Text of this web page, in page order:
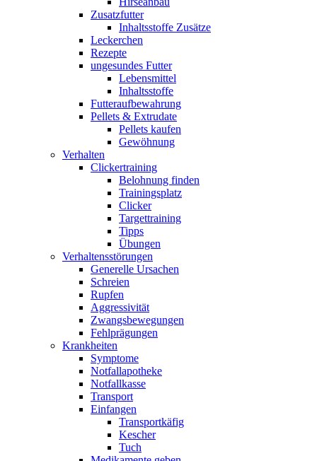
Zusatzfutter
Inhaltsstoffe Zusätze
Leckerchen
Rezepte
ungesundes Futter
Lebensmittel
Inhaltsstoffe
Futteraufbewahrung
Pellets & Extrudate
Pellets kaufen
Gewöhnung
Verhalten
Clickertraining
Belohnung finden
Trainingsplatz
Clicker
Targettraining
Tipps
Übungen
Verhaltensstörungen
Generelle Ursachen
Schreien
Rupfen
Aggressivität
Zwangsbewegungen
Fehlprägungen
Krankheiten
Symptome
Notfallapotheke
Notfallkasse
Transport
Einfangen
Transportkäfig
Kescher
Tuch